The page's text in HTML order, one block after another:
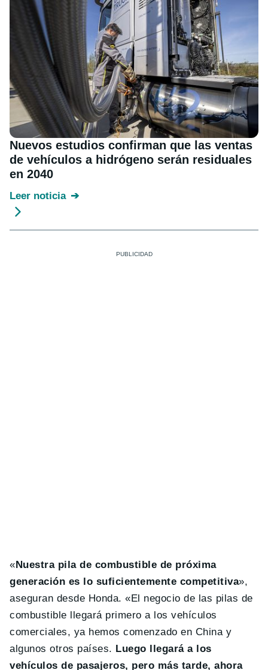
Nuevos estudios confirman que las ventas
de vehículos a hidrógeno serán residuales
en 2040
Leer noticia
«Nuestra pila de combustible de próxima
generación es lo suficientemente competitiva»,
aseguran desde Honda. «El negocio de las pilas de
combustible llegará primero a los vehículos
comerciales, ya hemos comenzado en China y
algunos otros países. Luego llegará a los
vehículos de pasajeros, pero más tarde, ahora